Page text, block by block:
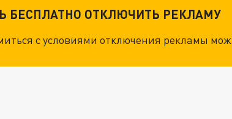
БЕСПЛАТНО ОТКЛЮЧИТЬ РЕКЛАМУ
с условиями отключения рекламы